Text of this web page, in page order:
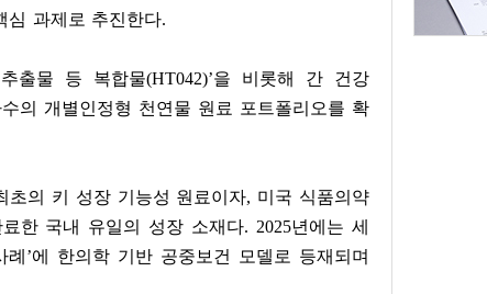
심 과제로 추진한다.
추출물 등 복합물(HT042)’을 비롯해 간 건강
의 개별인정형 천연물 원료 포트폴리오를 확
초의 키 성장 기능성 원료이자, 미국 식품의약
한 국내 유일의 성장 소재다. 2025년에는 세
례 ’에 한의학 기반 공중보건 모델로 등재되며